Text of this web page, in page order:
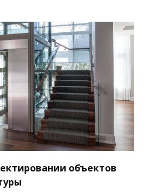
объектов